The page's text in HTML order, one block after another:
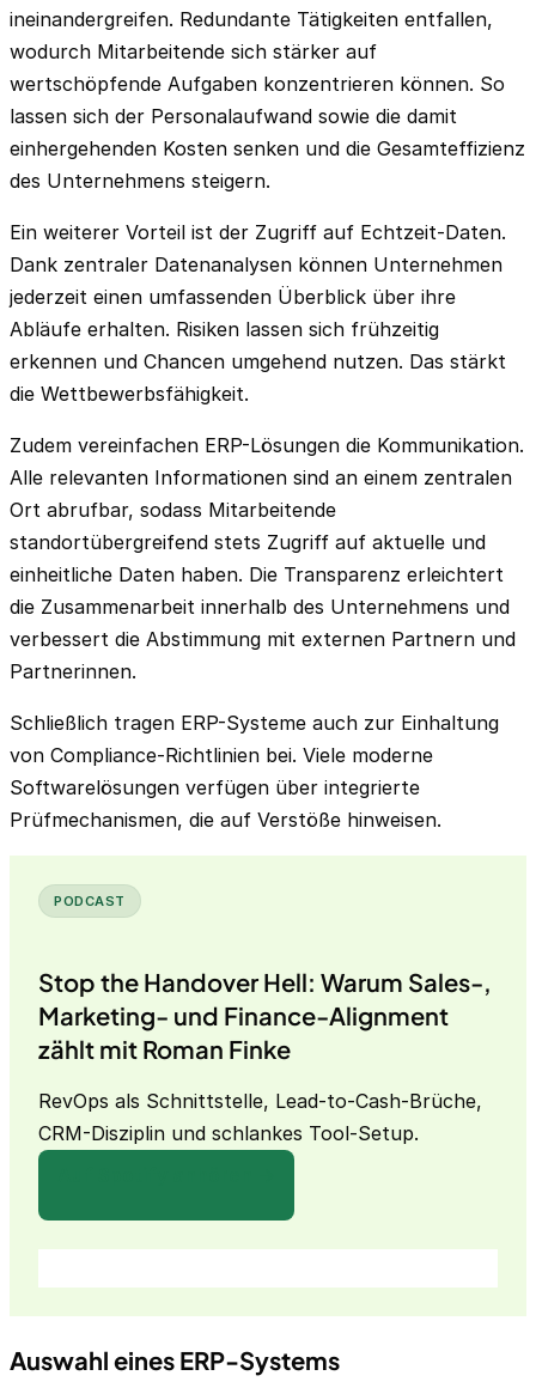
ineinandergreifen. Redundante Tätigkeiten entfallen,
wodurch Mitarbeitende sich stärker auf
wertschöpfende Aufgaben konzentrieren können. So
lassen sich der Personalaufwand sowie die damit
einhergehenden Kosten senken und die Gesamteffizienz
des Unternehmens steigern.
Ein weiterer Vorteil ist der Zugriff auf Echtzeit-Daten.
Dank zentraler Datenanalysen können Unternehmen
jederzeit einen umfassenden Überblick über ihre
Abläufe erhalten. Risiken lassen sich frühzeitig
erkennen und Chancen umgehend nutzen. Das stärkt
die Wettbewerbsfähigkeit.
Zudem vereinfachen ERP-Lösungen die Kommunikation.
Alle relevanten Informationen sind an einem zentralen
Ort abrufbar, sodass Mitarbeitende
standortübergreifend stets Zugriff auf aktuelle und
einheitliche Daten haben. Die Transparenz erleichtert
die Zusammenarbeit innerhalb des Unternehmens und
verbessert die Abstimmung mit externen Partnern und
Partnerinnen.
Schließlich tragen ERP-Systeme auch zur Einhaltung
von Compliance-Richtlinien bei. Viele moderne
Softwarelösungen verfügen über integrierte
Prüfmechanismen, die auf Verstöße hinweisen.
PODCAST
Stop the Handover Hell: Warum Sales-,
Marketing- und Finance-Alignment
zählt mit Roman Finke
RevOps als Schnittstelle, Lead-to-Cash-Brüche,
CRM-Disziplin und schlankes Tool-Setup.
Auswahl eines ERP-Systems